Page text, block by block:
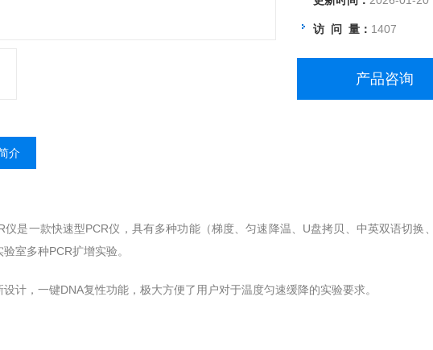
访 问 量： 1407
产品咨询
介
仪是一款快速型PCR仪，具有多种功能（梯度、匀速降温、U盘拷贝、中英双语切换
室多种PCR扩增实验。
设计，一键DNA复性功能，极大方便了用户对于温度匀速缓降的实验要求。